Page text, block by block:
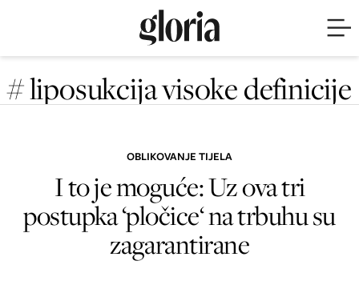
# liposukcija visoke definicije
OBLIKOVANJE TIJELA
I to je moguće: Uz ova tri
postupka ‘pločice‘ na trbuhu su
zagarantirane